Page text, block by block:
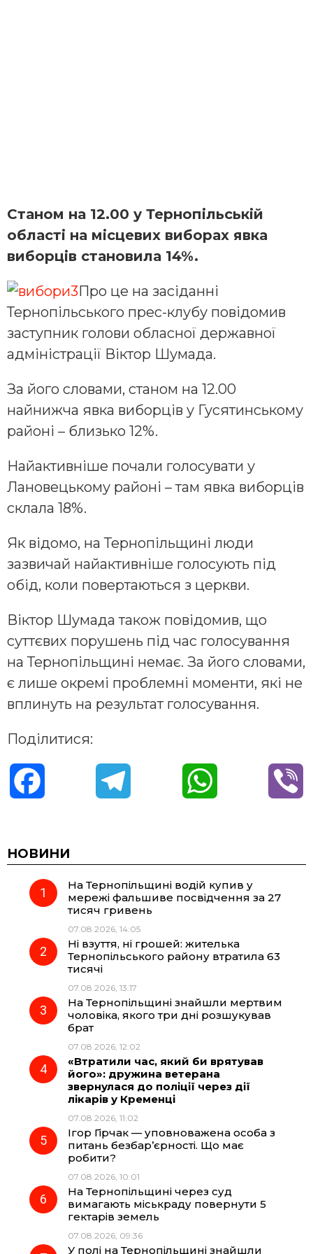
Станом на 12.00 у Тернопільській
області на місцевих виборах явка
виборців становила 14%.
Про це на засіданні
Тернопільського прес-клубу повідомив
заступник голови обласної державної
адміністрації Віктор Шумада.
За його словами, станом на 12.00
найнижча явка виборців у Гусятинському
районі – близько 12%.
Найактивніше почали голосувати у
Лановецькому районі – там явка виборців
склала 18%.
Як відомо, на Тернопільщині люди
зазвичай найактивніше голосують під
обід, коли повертаються з церкви.
Віктор Шумада також повідомив, що
суттєвих порушень під час голосування
на Тернопільщині немає. За його словами,
є лише окремі проблемні моменти, які не
вплинуть на результат голосування.
Поділитися:
c
e
o
k
e
r
a
t
A
НОВИНИ
На Тернопільщині водій купив у
мережі фальшиве посвідчення за 27
тисяч гривень
07.08.2026, 14:05
Ні взуття, ні грошей: жителька
Тернопільського району втратила 63
тисячі
07.08.2026, 13:17
На Тернопільщині знайшли мертвим
чоловіка, якого три дні розшукував
брат
07.08.2026, 12:02
«Втратили час, який би врятував
його»: дружина ветерана
звернулася до поліції через дії
лікарів у Кременці
07.08.2026, 11:02
Ігор Гірчак — уповноважена особа з
питань безбар’єрності. Що має
робити?
07.08.2026, 10:01
На Тернопільщині через суд
вимагають міськраду повернути 5
гектарів земель
07.08.2026, 09:36
У полі на Тернопільщині знайшли